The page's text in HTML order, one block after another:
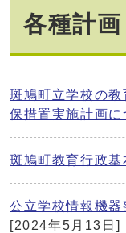
各種計
斑鳩町立学校の
保措置実施計画に
斑鳩町教育行政基
公立学校情報機
[2024年5月13日]